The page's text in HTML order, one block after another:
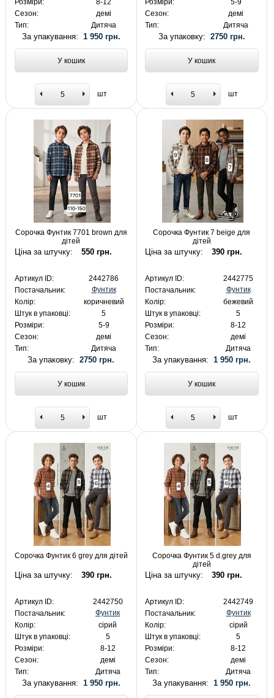
Розміри:
8-12
Сезон:
демі
Тип:
Дитяча
За упакування: 1 950 грн.
У кошик
шт
Розміри:
5-9
Сезон:
демі
Тип:
Дитяча
За упаковку: 2750 грн.
У кошик
шт
Сорочка Фунтик 7701 brown для
дітей
Ціна за штучку: 550 грн.
Артикул ID:
2442786
Постачальник:
Фунтик
Колір:
коричневий
Штук в упаковці:
5
Розміри:
5-9
Сезон:
демі
Тип:
Дитяча
За упаковку:2750 грн.
У кошик
шт
Сорочка Фунтик 7 beige для
дітей
Ціна за штучку: 390 грн.
Артикул ID:
2442775
Постачальник:
Фунтик
Колір:
бежевий
Штук в упаковці:
5
Розміри:
8-12
Сезон:
демі
Тип:
Дитяча
За упакування:1 950 грн.
У кошик
шт
Сорочка Фунтик 6 grey для дітей
Ціна за штучку: 390 грн.
Артикул ID:
2442750
Постачальник:
Фунтик
Колір:
сірий
Штук в упаковці:
5
Розміри:
8-12
Сезон:
демі
Тип:
Дитяча
За упакування: 1 950 грн.
Сорочка Фунтик 5 d.grey для
дітей
Ціна за штучку: 390 грн.
Артикул ID:
2442749
Постачальник:
Фунтик
Колір:
сірий
Штук в упаковці:
5
Розміри:
8-12
Сезон:
демі
Тип:
Дитяча
За упакування:1 950 грн.